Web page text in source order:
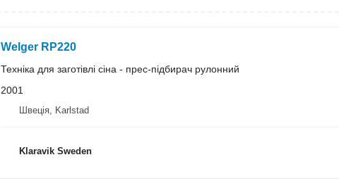
Welger RP220
Техніка для заготівлі сіна - прес-підбирач рулонний
2001
Швеція, Karlstad
Klaravik Sweden